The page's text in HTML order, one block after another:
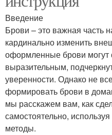
Введение
Брови – это важная часть
кардинально изменить
оформленные брови могут
выразительным,
уверенности. Однако не
формировать брови в
мы расскажем вам, как
самостоятельно,
методы.